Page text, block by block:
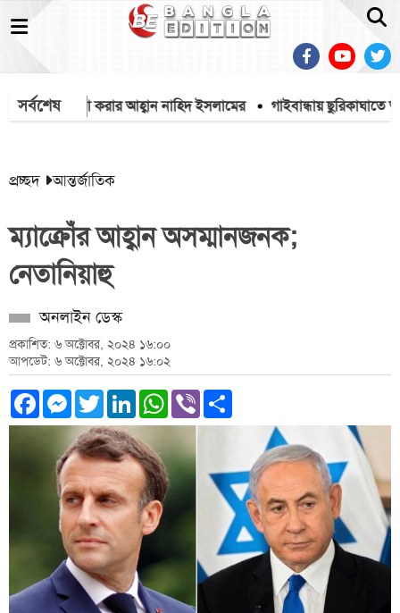
সর্বশেষনা করার আহ্বান নাহিদ ইসলামের গাইবান্ধায় ছুরিকাঘাতে আহত
প্রচ্ছদ আন্তর্জাতিক
ম্যাক্রোঁর আহ্বান অসম্মানজনক;
নেতানিয়াহু
অনলাইন ডেস্ক
প্রকাশিত: ৬ অক্টোবর, ২০২৪ ১৬:০০
আপডেট: ৬ অক্টোবর, ২০২৪ ১৬:০২
Facebook
Messenger
TwitterLinkedInWhatsApp
Viber